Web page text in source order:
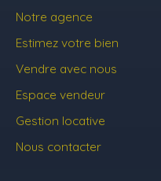
Notre agence
Estimez votre bien
Vendre avec nous
Espace vendeur
Gestion locative
Nous contacter